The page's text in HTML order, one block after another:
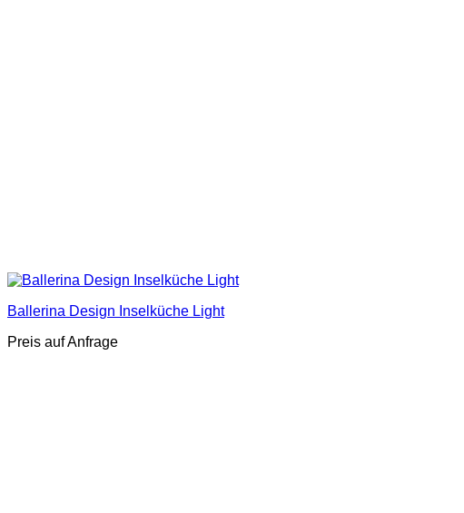
Ballerina Design Inselküche Light
Preis auf Anfrage